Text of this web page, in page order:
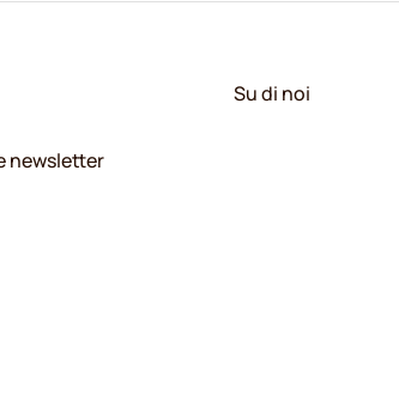
newsletter
Su di noi